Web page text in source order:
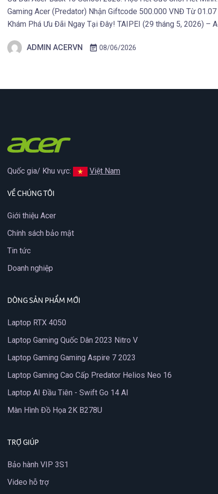
Gaming Acer (Predator) Nhận Giftcode 500.000 VNĐ Từ
Khám Phá Ưu Đãi Ngay Tại Đây! TAIPEI (29 tháng 5, 2026) –
ADMIN ACERVN
08/06/2026
Quốc gia/ Khu vực: Việt Nam
VỀ CHÚNG TÔI
Giới thiệu Acer
Chính sách bảo mật
Tin tức
Doanh nghiệp
DÒNG SẢN PHẨM MỚI
Laptop RTX 4050
Laptop Gaming Quốc Dân 2023 Nitro V
Laptop Gaming Gaming Aspire 7 2023
Laptop Gaming Cao Cấp Predator Helios Neo 16
Laptop AI Đầu Tiên - Swift Go 14 AI
Màn Hình Đồ Họa 2K B278U
TRỢ GIÚP
Bảo hành VIP 3S1
Video hỗ trợ